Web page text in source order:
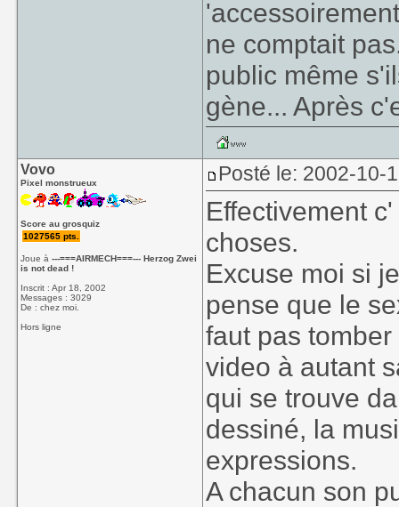
ne comptait
public même
gène... Après
Vovo
Pixel monstrueux
Score au grosquiz
1027565 pts.
Joue à---===AIRMECH===--- Herzog Zwei
is not dead !
Inscrit : Apr 18, 2002
Messages : 3029
De : chez moi.
Hors ligne
Posté le: 2002-10-
Effectivement
choses.
Excuse moi si
pense que le
faut pas
video à autant
qui se trouve
dessiné, la
expressions.
A chacun son